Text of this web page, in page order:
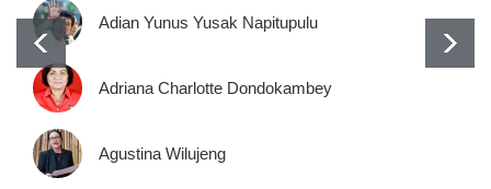
Adian Yunus Yusak Napitupulu
Adriana Charlotte Dondokambey
Agustina Wilujeng